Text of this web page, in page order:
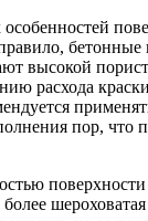
высокой
расхода
пор, что
поверхности